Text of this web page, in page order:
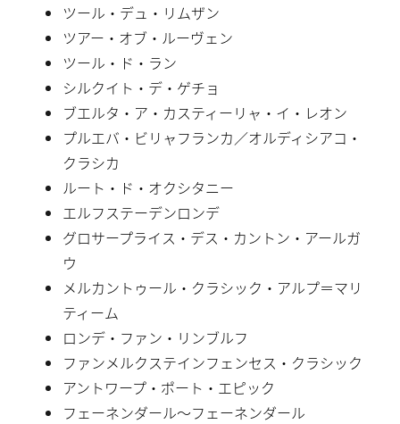
ツール・デュ・リムザン
ツアー・オブ・ルーヴェン
ツール・ド・ラン
シルクイト・デ・ゲチョ
ブエルタ・ア・カスティーリャ・イ・レオン
プルエバ・ビリャフランカ／オルディシアコ・
クラシカ
ルート・ド・オクシタニー
エルフステーデンロンデ
グロサープライス・デス・カントン・アールガ
ウ
メルカントゥール・クラシック・アルプ＝マリ
ティーム
ロンデ・ファン・リンブルフ
ファンメルクステインフェンセス・クラシック
アントワープ・ポート・エピック
フェーネンダール〜フェーネンダール